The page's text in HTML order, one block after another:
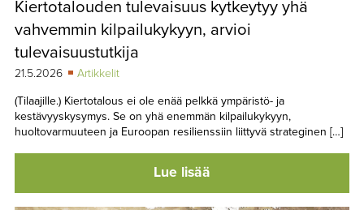
TAPAHTUMAT
YHTEYSTIEDOT
Kiertotalouden tulevaisuus kytkeytyy yhä
vahvemmin kilpailukykyyn, arvioi
tulevaisuustutkija
21.5.2026
Artikkelit
(Tilaajille.) Kiertotalous ei ole enää pelkkä ympäristö- ja
kestävyyskysymys. Se on yhä enemmän kilpailukykyyn,
huoltovarmuuteen ja Euroopan resilienssiin liittyvä strateginen […]
Lue lisää